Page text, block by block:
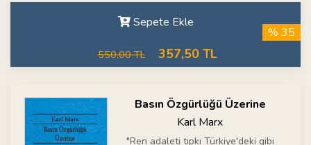
Sepete Ekle
550,00 TL 357,50 TL
% 35
Basın Özgürlüğü Üzerine
Karl Marx
"Ren adaleti tıpkı Türkiye'deki gibi